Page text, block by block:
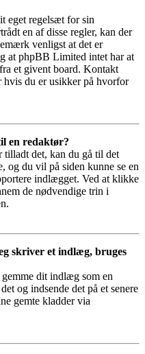
eget regelsæt for sin
en af disse regler, kan der
venligst at det er
at phpBB Limited intet har at
et givent board. Kontakt
hvis du er usikker på hvorfor
en redaktør?
tilladt det, kan du gå til det
og du vil på siden kunne se en
indlægget. Ved at klikke
de nødvendige trin i
skriver et indlæg, bruges
dit indlæg som en
og indsende det på et senere
gemte kladder via